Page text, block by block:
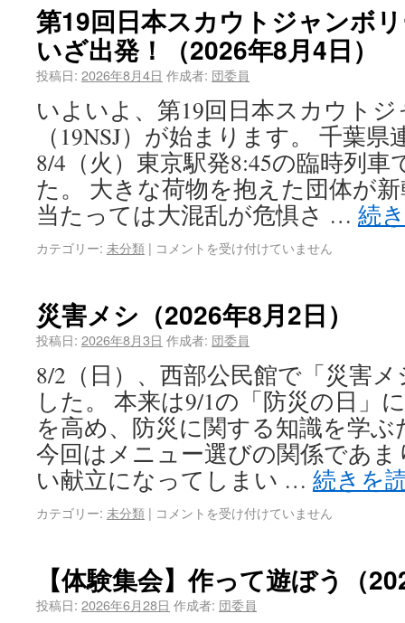
第19回日本スカウトジャンボ
いざ出発！（2026年8月4日）
投稿日: 2026年8月4日 作成者: 団委員
いよいよ、第19回日本スカウト
（19NSJ）が始まります。 千葉
8/4（火）東京駅発8:45の臨時列
た。 大きな荷物を抱えた団体が
当たっては大混乱が危惧さ … 続
カテゴリー: 未分類 | コメントを受け付けていません
災害メシ（2026年8月2日）
投稿日: 2026年8月3日 作成者: 団委員
8/2（日）、西部公民館で「災害
した。 本来は9/1の「防災の日」
を高め、防災に関する知識を学
今回はメニュー選びの関係であ
い献立になってしまい … 続きを
カテゴリー: 未分類 | コメントを受け付けていません
【体験集会】作って遊ぼう（
投稿日: 2026年6月28日 作成者: 団委員